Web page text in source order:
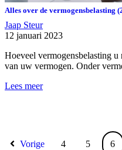
Alles over de vermogensbelasting
Jaap Steur
12 januari 2023
Hoeveel vermogensbelasting
van uw vermogen. Onder
Lees meer
Vorige 4 5 6